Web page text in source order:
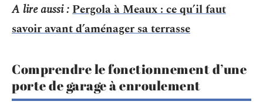
A lire aussi :Pergola à Meaux : ce qu’il faut
savoir avant d’aménager sa terrasse
Comprendre le fonctionnement d’une
porte de garage à enroulement